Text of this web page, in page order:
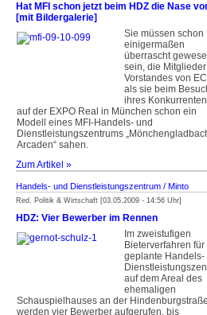
Hat MFI schon jetzt beim HDZ die Nase
[mit Bildergalerie]
Sie müssen schon
einigermaßen
überrascht
sein, die
Vorstandes von
als sie beim
ihres Konkurrenten
auf der EXPO Real in München schon ein
Modell eines MFI-Handels- und
Dienstleistungszentrums
Arcaden“ sahen.
Zum Artikel »
Handels- und Dienstleistungszentrum / Minto
Red. Politik & Wirtschaft [03.05.2009 - 14:56 Uhr]
HDZ: Vier Bewerber im Rennen
Im zweistufigen
Bieterverfahren für
geplante Handels-
auf dem Areal des
ehemaligen
Schauspielhauses an der Hindenburgstraße
werden vier Bewerber aufgerufen, bis